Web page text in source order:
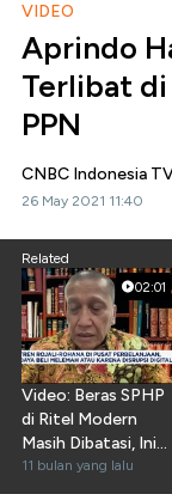
VIDEO
Aprindo
Terlibat di
PPN
CNBC Indonesia
26 May 2021 11:40
Related
02:01
Video: Beras SPHP
di Ritel Modern
Masih Dibatasi, Ini
Kata Aprindo
11 bulan yang lalu